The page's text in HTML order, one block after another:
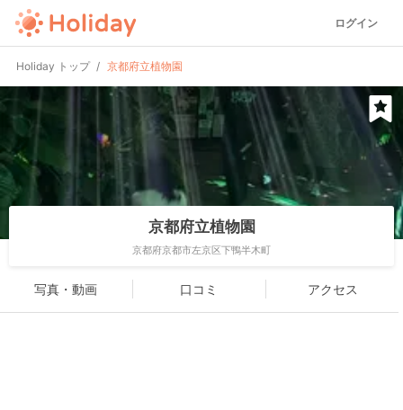
ログイン
Holiday トップ 京都府立植物園
京都府立植物園
京都府京都市左京区下鴨半木町
写真・動画 口コミ アクセス